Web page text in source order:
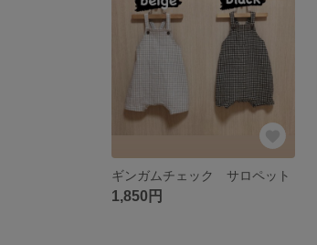
ギンガムチェック サロペット
1,850円